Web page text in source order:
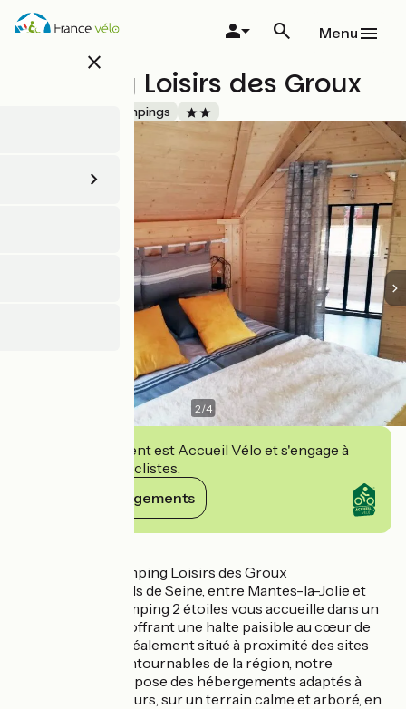
Aller
au
close
Menu
Camping Loisirs des Groux
Campings
2/4
Cet établissement est Accueil Vélo et s'engage à
accueillir des cyclistes.
Voir ses engagements
Bienvenue au Camping Loisirs des Groux
Niché sur les bords de Seine, entre Mantes-la-Jolie et
Vernon, notre camping 2 étoiles vous accueille dans un
écrin de verdure, offrant une halte paisible au cœur de
l'Île-de-France. Idéalement situé à proximité des sites
touristiques incontournables de la région, notre
camping vous propose des hébergements adaptés à
tous types de séjours, sur un terrain calme et arboré, en